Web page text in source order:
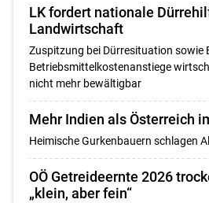
LK fordert nationale
Landwirtschaft
Zuspitzung bei Dürresituation sowie
Betriebsmittelkostenanstiege
nicht mehr bewältigbar
Mehr Indien als Österreich
Heimische Gurkenbauern schlagen
OÖ Getreideernte 2026
„klein, aber fein“